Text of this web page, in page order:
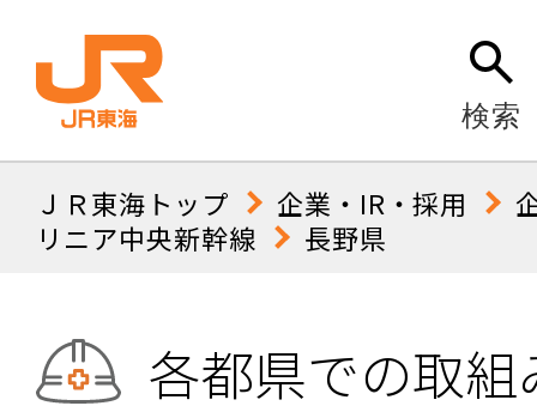
検索
ＪＲ東海トップ 企業・IR・採用
リニア中央新幹線
長野県
各都県での取組